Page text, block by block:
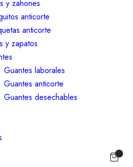
y zahones
anticorte
anticorte
y zapatos
Guantes laborales
Guantes anticorte
Guantes desechables